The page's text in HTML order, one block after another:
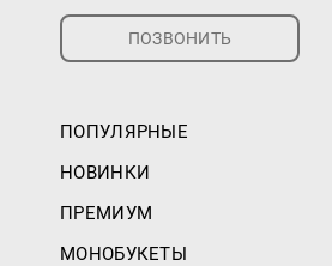
ПОЗВОНИТЬ
ПОПУЛЯРНЫЕ
НОВИНКИ
ПРЕМИУМ
МОНОБУКЕТЫ